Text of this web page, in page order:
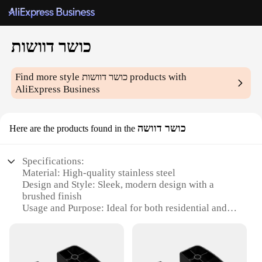
כושר דוושות
Find more styleכושר דוושות products with
AliExpress Business
Here are the products found in the כושר דוושה
Specifications:
Material: High-quality stainless steel
Design and Style: Sleek, modern design with a
brushed finish
Usage and Purpose: Ideal for both residential and
with a powerful suction system
Parts and Accessories: Includes all necessary